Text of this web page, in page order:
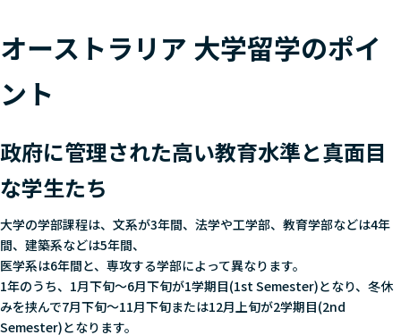
オーストラリア 大学留学のポイ
ント
政府に管理された高い教育水準と真面目
な学生たち
大学の学部課程は、文系が3年間、法学や工学部、教育学部などは4年
間、建築系などは5年間、
医学系は6年間と、専攻する学部によって異なります。
1年のうち、1月下旬～6月下旬が1学期目(1st Semester)となり、冬休
みを挟んで7月下旬～11月下旬または12月上旬が2学期目(2nd
Semester)となります。